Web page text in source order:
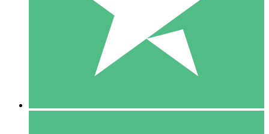
1 Nedladdningar
10 00